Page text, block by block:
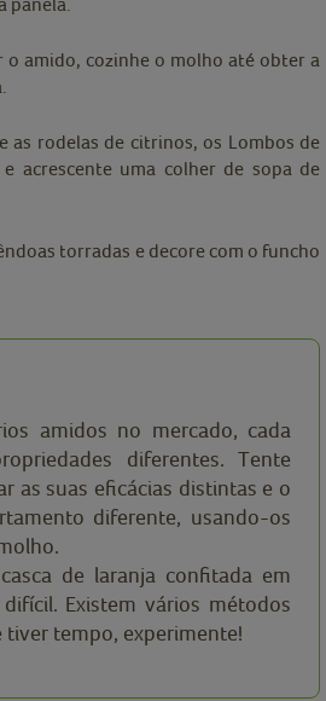
o amido, cozinhe o molho até obter a
as rodelas de citrinos, os Lombos de
acrescente uma colher de sopa de
torradas e decore com o funcho
amidos no mercado, cada
diferentes. Tente
as suas eficácias distintas e o
diferente, usando-os
de laranja confitada em
Existem vários métodos
tiver tempo, experimente!